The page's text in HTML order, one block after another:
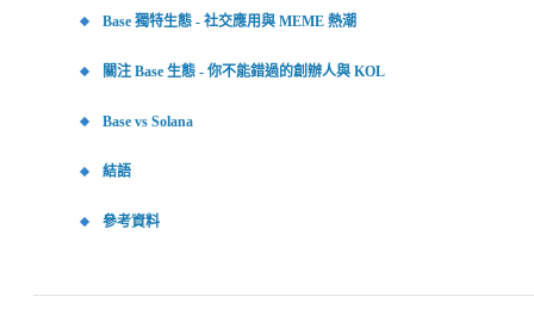
Base 獨特生態 - 社交應用與 MEME 熱潮
關注 Base 生態 - 你不能錯過的創辦人與 KOL
Base vs Solana
結語
參考資料